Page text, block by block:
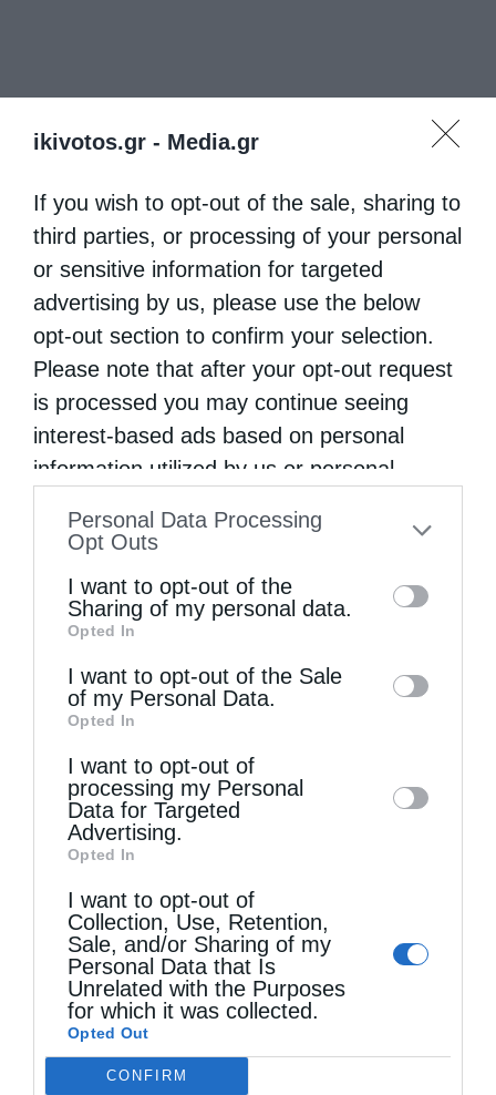
ikivotos.gr - Media.gr
If you wish to opt-out of the sale, sharing to
third parties, or processing of your personal
or sensitive information for targeted
advertising by us, please use the below
opt-out section to confirm your selection.
Please note that after your opt-out request
is processed you may continue seeing
interest-based ads based on personal
information utilized by us or personal
to your opt-out. You may separately opt-out
information by third parties on the IAB’s list
of downstream participants. This
information may also be disclosed by us to
third parties on theIAB’s List of
Downstream Participants
disclose it to other third parties.
Personal Data Processing
Opt Outs
I want to opt-out of the
Sharing of my personal data.
Opted In
I want to opt-out of the Sale
of my Personal Data.
Opted In
I want to opt-out of
processing my Personal
Data for Targeted
Advertising.
Opted In
I want to opt-out of
Collection, Use, Retention,
Sale, and/or Sharing of my
Personal Data that Is
Unrelated with the Purposes
for which it was collected.
Opted Out
CONFIRM
Τελευταία άρθρα
Κακό και εκδίκηση
Αυστραλίας στην Ιερά Επισκοπή Χώρας
Δημητριάδος Ιγνάτιος: «Ο Χριστός μάς έδειξε το
μέλλον μας» – Με λαμπρότητα εορτάστηκε στον
Βόλο η Μεταμόρφωση